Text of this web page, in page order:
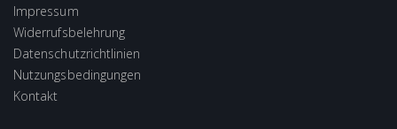
Impressum
Widerrufsbelehrung
Datenschutzrichtlinien
Nutzungsbedingungen
Kontakt